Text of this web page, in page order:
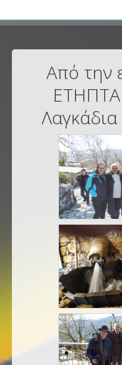
Από την
ΕΤΗΠΤΑ